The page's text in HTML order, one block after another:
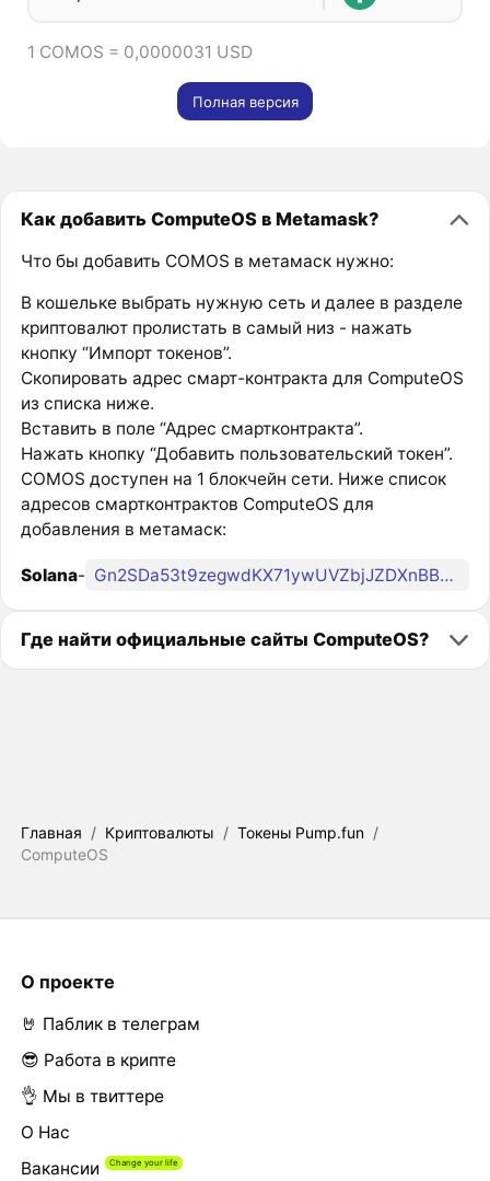
1 COMOS = 0,0000031 USD
Полная версия
Как добавить ComputeOS в Metamask?
Что бы добавить COMOS в метамаск нужно:
В кошельке выбрать нужную сеть и далее в разделе
криптовалют пролистать в самый низ - нажать
кнопку “Импорт токенов”.
Скопировать адрес смарт-контракта для ComputeOS
из списка ниже.
Вставить в поле “Адрес смартконтракта”.
Нажать кнопку “Добавить пользовательский токен”.
COMOS доступен на 1 блокчейн сети. Ниже список
адресов смартконтрактов ComputeOS для
добавления в метамаск:
Solana- Gn2SDa53t9zegwdKX71ywUVZbjJZDXnBBkGP3T2Apump
Где найти официальные сайты ComputeOS?
Главная / Криптовалюты / Токены Pump.fun /
ComputeOS
О проекте
🤘 Паблик в телеграм
😎 Работа в крипте
👌 Мы в твиттере
О Нас
Вакансии